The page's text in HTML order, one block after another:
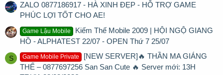
ZALO 0877186917 - HÀ XINH ĐẸP - HỖ TRỢ GAME
PHÚC LỢI TỐT CHO AE!
Game Lậu Mobile
Kiếm Thế Mobile 2009 | HỘI NGỘ GIANG
HỒ - ALPHATEST 22/07 - OPEN Thứ 7 25/07
S Game Mobile Private
[NEW SERVER]🔥 THẦN MA GIÁNG
THẾ – 0877697256 San San Cute 🔥 Server mới: 13H